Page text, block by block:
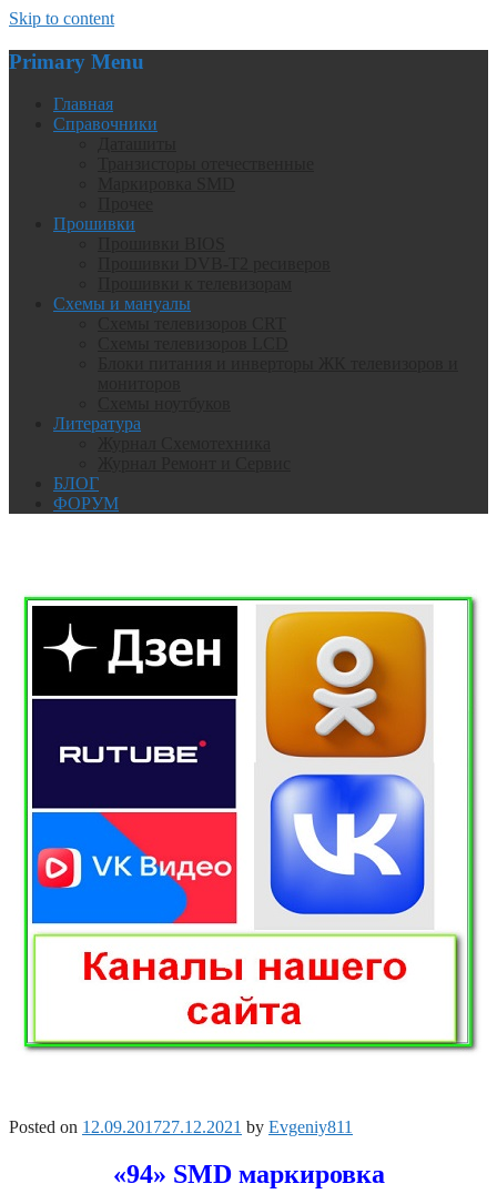
Skip to content
Primary Menu
Главная
Справочники
Прошивки
Схемы и мануалы
Литература
БЛОГ
ФОРУМ
Posted on 12.09.201727.12.2021 by Evgeniy811
«94» SMD маркировка